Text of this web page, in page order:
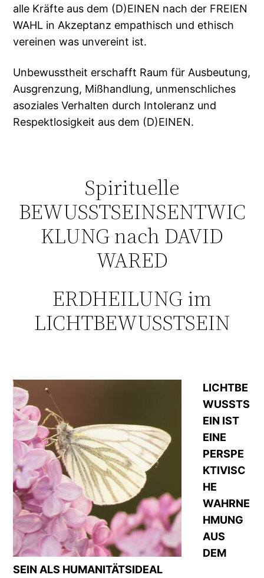
alle Kräfte aus dem (D)EINEN nach der FREIEN
WAHL in Akzeptanz empathisch und ethisch
vereinen was unvereint ist.
Unbewusstheit erschafft Raum für Ausbeutung,
Ausgrenzung, Mißhandlung, unmenschliches
asoziales Verhalten durch Intoleranz und
Respektlosigkeit aus dem (D)EINEN.
Spirituelle
BEWUSSTSEINSENTWIC
KLUNG nach DAVID
WARED
ERDHEILUNG im
LICHTBEWUSSTSEIN
LICHTBE
WUSSTS
EIN IST
EINE
PERSPE
KTIVISC
HE
WAHRNE
HMUNG
AUS
DEM
SEIN ALS HUMANITÄTSIDEAL